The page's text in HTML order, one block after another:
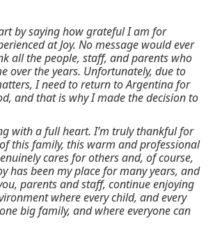
by saying how grateful I am for
at Joy. No message would ever
all the people, staff, and parents who
over the years. Unfortunately, due to
I need to return to Argentina for
and that is why I made the decision to
with a full heart. I’m truly thankful for
this family, this warm and professional
cares for others and, of course,
has been my place for many years, and
parents and staff, continue enjoying
where every child, and every
big family, and where everyone can